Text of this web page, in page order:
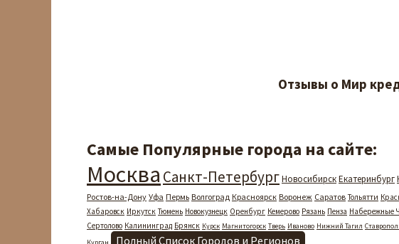
Отзывы о Мир
Самые Популярные города на сайте:
Москва Санкт-ПетербургНовосибирскЕкатеринбург
Ростов-на-Дону Уфа Пермь Волгоград Красноярск Воронеж Саратов Тольятти
Хабаровск Иркутск Тюмень Новокузнецк Оренбург Кемерово Рязань Пенза Набережные
Сертолово Калининград Брянск Курск Магнитогорск Тверь Иваново Нижний Тагил
Полный Список Городов и Регионов